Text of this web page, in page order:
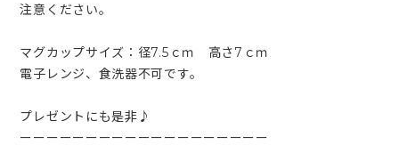
注意ください。
マグカップサイズ：径7.5ｃｍ 高さ7ｃｍ
電子レンジ、食洗器不可です。
プレゼントにも是非♪
ーーーーーーーーーーーーーーーーーーー